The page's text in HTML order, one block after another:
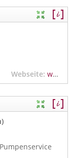
Webseite: www.pegelshop.de